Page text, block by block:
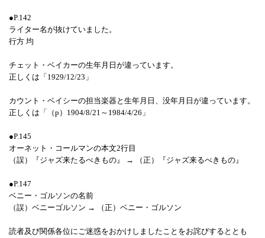
●P.142
ライター名が抜けていました。
行方 均
チェット・ベイカーの生年月日が違っています。
正しくは「1929/12/23」
カウント・ベイシーの担当楽器と生年月日、没年月日が違っています。
正しくは「（p）1904/8/21～1984/4/26」
●P.145
オーネット・コールマンの本文2行目
（誤）『ジャズ来たるべきもの』 → （正）『ジャズ来るべきもの』
●P.147
ベニー・ゴルソンの名前
（誤）ベニーゴルソン → （正）ベニー・ゴルソン
読者及び関係各位にご迷惑をおかけしましたことをお詫びするととも